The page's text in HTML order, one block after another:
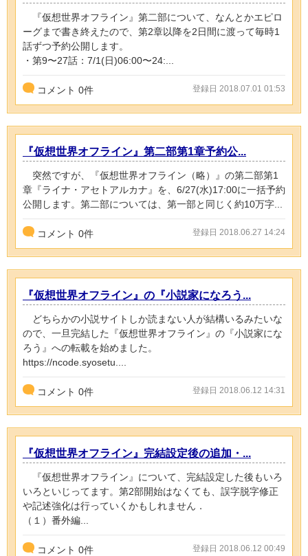
『仮想世界オフライン』第二部について、なんとかエピロ
ーグまで書き終えたので、第2章以降を2日間に渡って毎時1
話ずつ予約公開します。
・第9〜27話：7/1(日)06:00〜24:...
コメント 0件 登録日 2018.07.01 01:53
『仮想世界オフライン』第二部第1章予約公...
突然ですが、『仮想世界オフライン（略）』の第二部第1
章『ライナ・アセトアルカナ』を、6/27(水)17:00に一括予約
公開します。第二部については、第一部と同じく約10万字...
コメント 0件 登録日 2018.06.27 14:24
『仮想世界オフライン』の『小説家になろう...
どちらかの小説サイトしか読まない人が結構いるみたいな
ので、一旦完結した『仮想世界オフライン』の『小説家にな
ろう』への転載を始めました。
https://ncode.syosetu....
コメント 0件 登録日 2018.06.12 14:31
『仮想世界オフライン』完結設定後の追加・...
『仮想世界オフライン』について、完結設定した後もいろ
いろといじってます。第2部開始はなくても、誤字脱字修正
や記述強化は行っていくかもしれません．
（１）番外編...
コメント 0件 登録日 2018.06.12 00:49